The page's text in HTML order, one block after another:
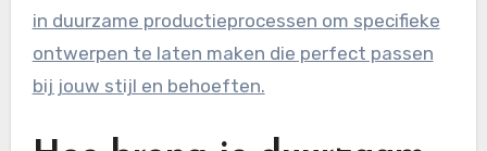
in duurzame productieprocessen om specifieke
ontwerpen te laten maken die perfect passen
bij jouw stijl en behoeften.